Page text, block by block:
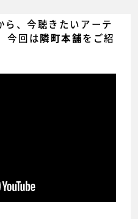
、今聴きたいアーテ
今回は 隣町本舗をご紹